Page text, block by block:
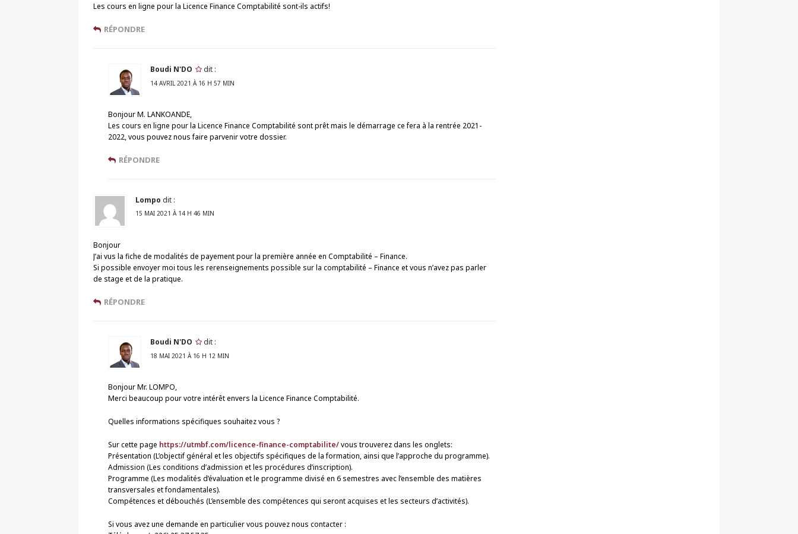
Les cours en ligne pour la Licence Finance Comptabilité sont-ils actifs!
RÉPONDRE
Boudi N'DO dit :
14 AVRIL 2021 À 16 H 57 MIN
Bonjour M. LANKOANDE,
Les cours en ligne pour la Licence Finance Comptabilité sont prêt mais le démarrage ce fera à la rentrée 2021-
2022, vous pouvez nous faire parvenir votre dossier.
RÉPONDRE
Lompo dit :
15 MAI 2021 À 14 H 46 MIN
Bonjour
J’ai vus la fiche de modalités de payement pour la première année en Comptabilité – Finance.
Si possible envoyer moi tous les rerenseignements possible sur la comptabilité – Finance et vous n’avez pas parler
de stage et de la pratique.
RÉPONDRE
Boudi N'DO dit :
18 MAI 2021 À 16 H 12 MIN
Bonjour Mr. LOMPO,
Merci beaucoup pour votre intérêt envers la Licence Finance Comptabilité.
Quelles informations spécifiques souhaitez vous ?
Sur cette page https://utmbf.com/licence-finance-comptabilite/vous trouverez dans les onglets:
Présentation (L’objectif général et les objectifs spécifiques de la formation, ainsi que l’approche du programme).
Admission (Les conditions d’admission et les procédures d’inscription).
Programme (Les modalités d’évaluation et le programme divisé en 6 semestres avec l’ensemble des matières
transversales et fondamentales).
Compétences et débouchés (L’ensemble des compétences qui seront acquises et les secteurs d’activités).
Si vous avez une demande en particulier vous pouvez nous contacter :